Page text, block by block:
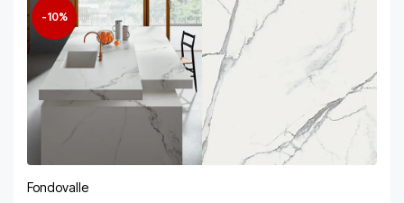
-10%
Fondovalle